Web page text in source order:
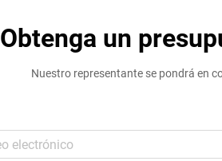
Obtenga un
Nuestro representante se pondrá en